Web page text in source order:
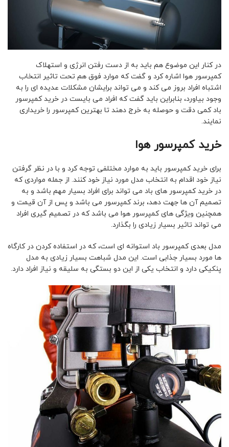
در کنار این موضوع هم باید به از دست رفتن انرژی و استهلاک
کمپرسور هوا اشاره کرد و گفت که موارد فوق هم تحت تاثیر انتخاب
اشتباه افراد بروز می کند و می تواند برایشان مشکلات عدیده ای را به
وجود بیاورد، بنابراین باید گفت که افراد می بایست در خرید کمپرسور
باد کمی دقت و حوصله به خرج دهند تا بهترین کمپرسور را خریداری
نمایند.
خرید کمپرسور هوا
برای خرید کمپرسور باید به موارد مختلفی توجه کرد و با در نظر گرفتن
نیاز خود اقدام به انتخاب مدل مورد نیاز خود کنند. از جمله مواردی که
در خرید کمپرسور های باد می تواند برای افراد بسیار مهم باشد و به
تصمیم آن ها جهت دهد، برند کمپرسور می باشد و پس از آن قیمت و
همچنین ویژگی های کمپرسور هوا می باشد که در تصمیم گیری افراد
می تواند تاثیر بسیار زیادی را بگذارد.
مدل بعدی کمپرسور باد استوانه ای است، که در استفاده کردن در کارگاه
ها مورد بسیار جذابی است. این مدل شباهت بسیار زیادی به مدل
پنکیکی دارد و انتخاب یکی از این دو بستگی به سلیقه و نیاز افراد دارد.